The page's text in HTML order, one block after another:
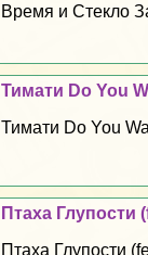
Время и Стекло
Тимати Do You
Тимати Do You
Птаха Глупости
Птаха Глупости